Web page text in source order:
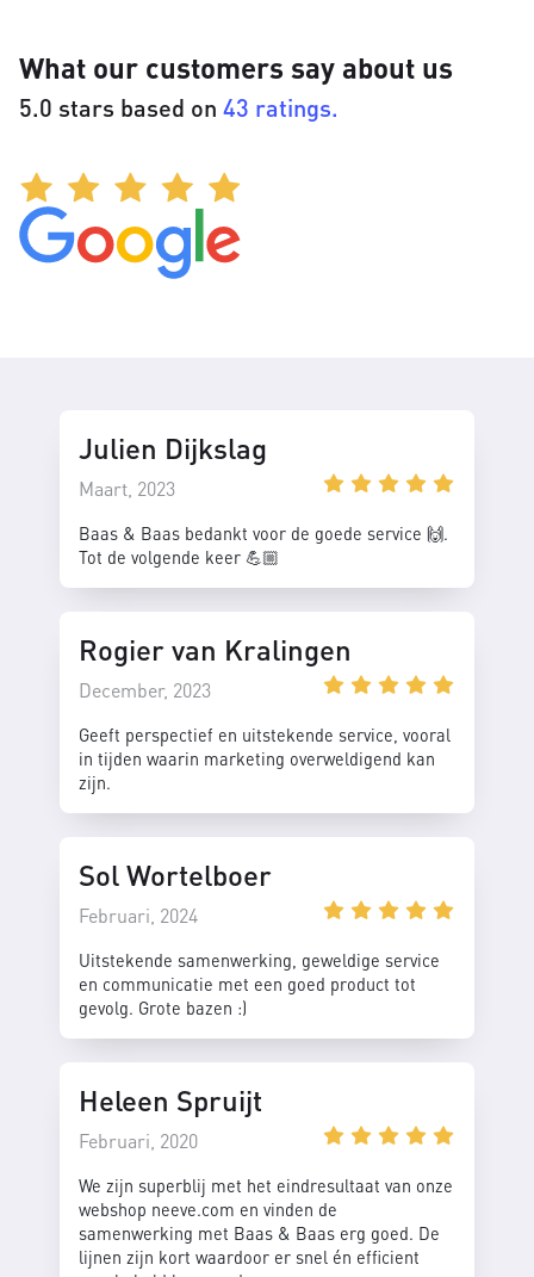
What our customers say about us
5.0 stars based on 43 ratings.
Julien Dijkslag
Maart, 2023
Baas & Baas bedankt voor de goede service 🙌.
Tot de volgende keer 💪🏼
Rogier van Kralingen
December, 2023
Geeft perspectief en uitstekende service, vooral
in tijden waarin marketing overweldigend kan
zijn.
Sol Wortelboer
Februari, 2024
Uitstekende samenwerking, geweldige service
en communicatie met een goed product tot
gevolg. Grote bazen :)
Heleen Spruijt
Februari, 2020
We zijn superblij met het eindresultaat van onze
webshop neeve.com en vinden de
samenwerking met Baas & Baas erg goed. De
lijnen zijn kort waardoor er snel én efficient